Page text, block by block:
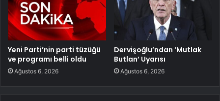
Yeni Parti’nin parti tüzüğü
ve programı belli oldu
Ağustos 6, 2026
Dervişoğlu’ndan ‘Mutlak
Butlan’ Uyarısı
Ağustos 6, 2026